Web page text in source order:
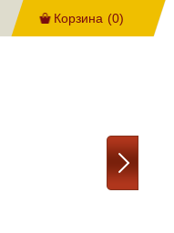
Корзина (0)